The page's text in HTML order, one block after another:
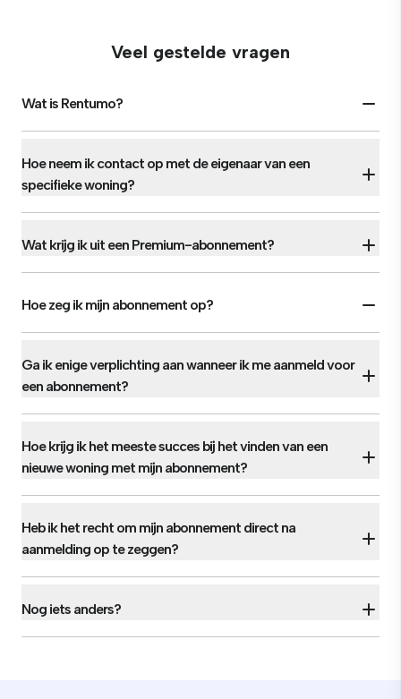
Veel gestelde vragen
Wat is Rentumo?
Hoe neem ik contact op met de eigenaar van een
specifieke woning?
Wat krijg ik uit een Premium-abonnement?
Hoe zeg ik mijn abonnement op?
Ga ik enige verplichting aan wanneer ik me aanmeld voor
een abonnement?
Hoe krijg ik het meeste succes bij het vinden van een
nieuwe woning met mijn abonnement?
Heb ik het recht om mijn abonnement direct na
aanmelding op te zeggen?
Nog iets anders?